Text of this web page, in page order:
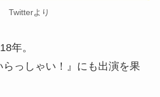
Twitterより
年。
っしゃい！』にも出演を果